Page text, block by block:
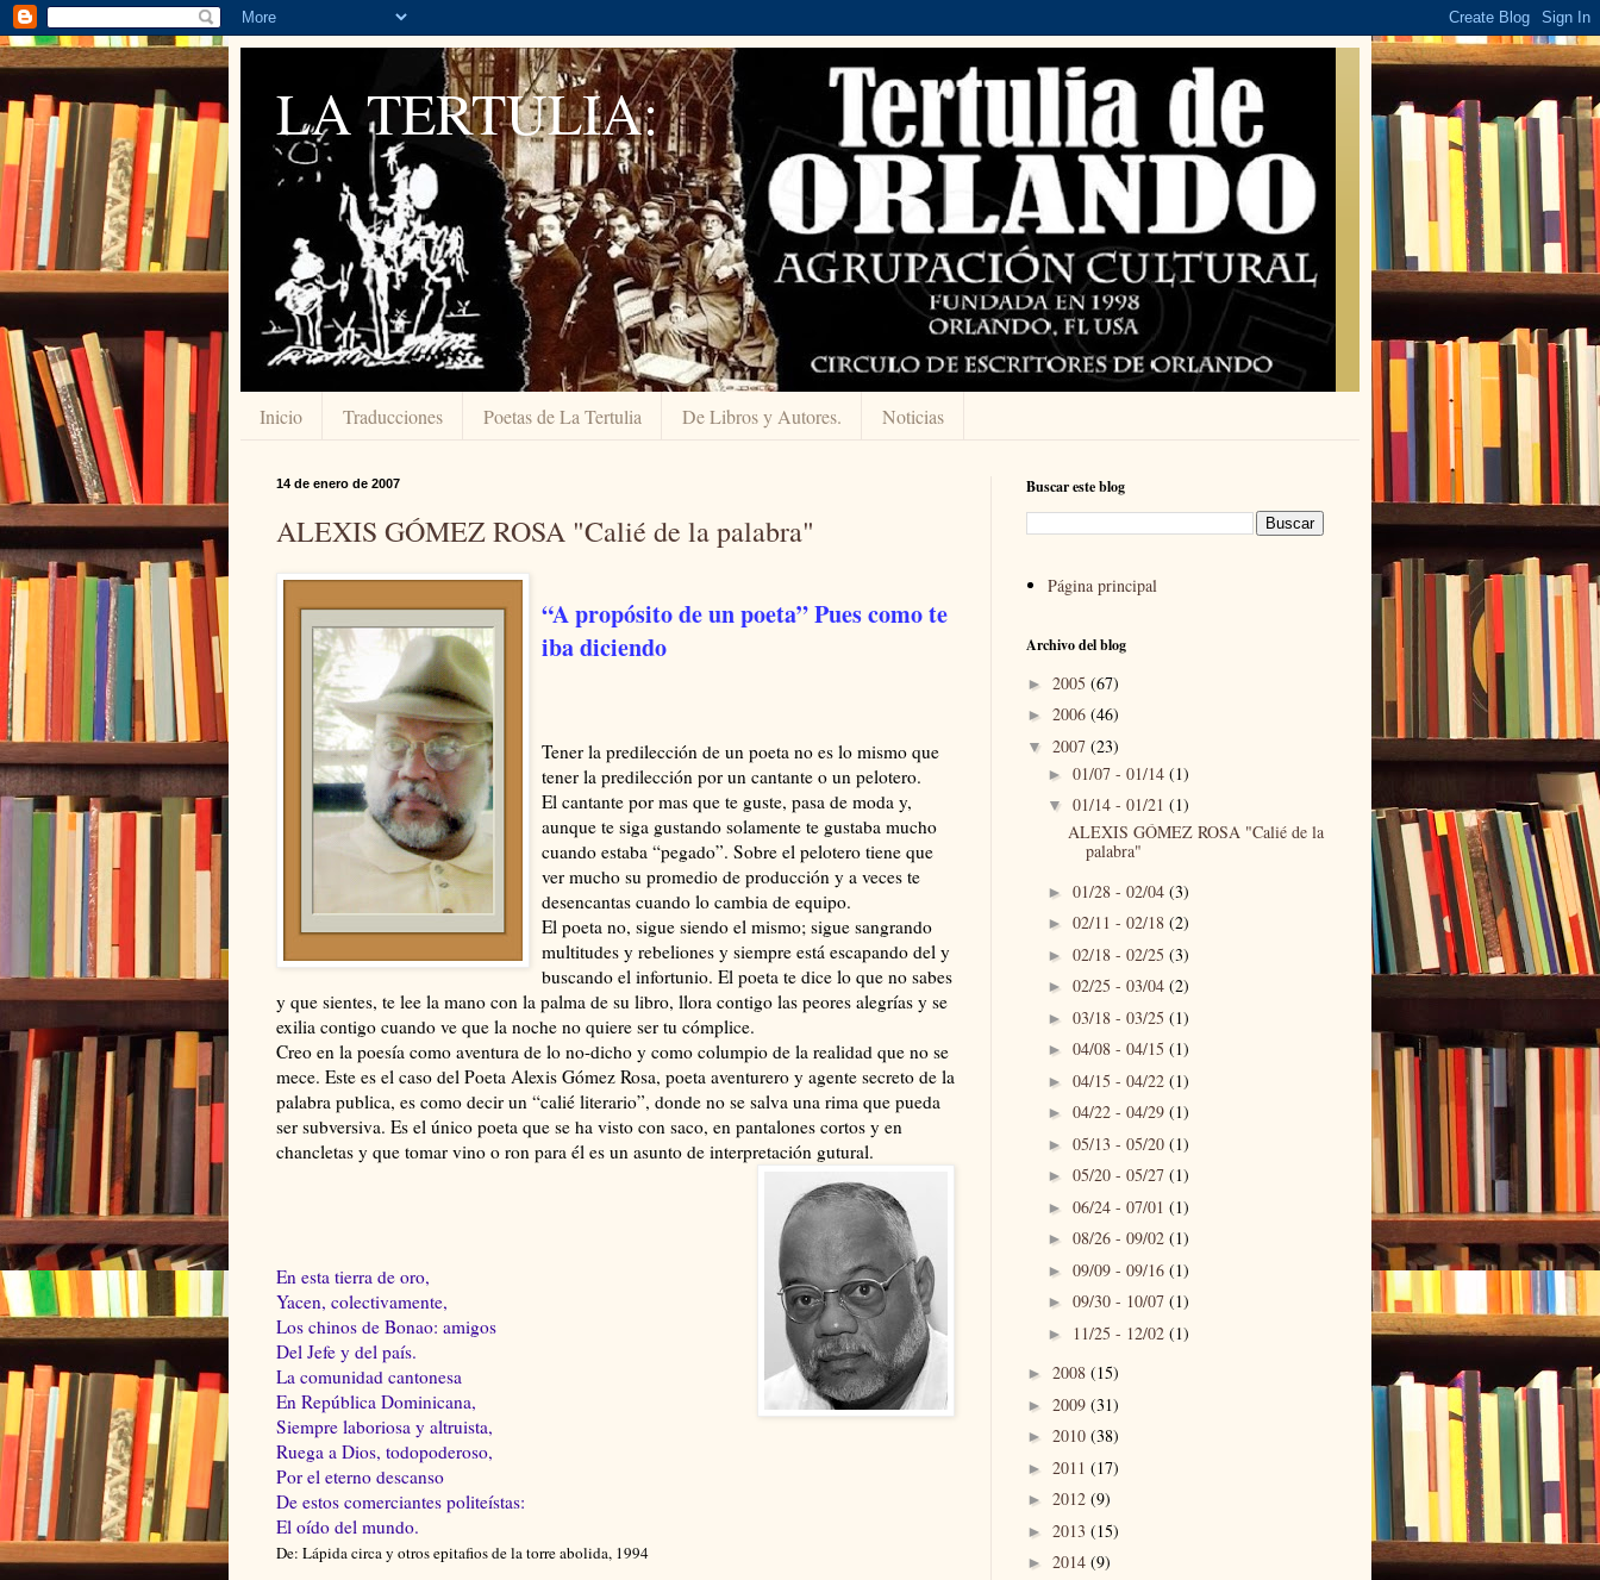
LA TERTULIA:
Inicio Traducciones Poetas de La Tertulia De Libros y Autores. Noticias
14 de enero de 2007
ALEXIS GÓMEZ ROSA "Calié de la palabra"
“A propósito de un poeta” Pues como te
iba diciendo
Tener la predilección de un poeta no es lo mismo que
tener la predilección por un cantante o un pelotero.
El cantante por mas que te guste, pasa de moda y,
aunque te siga gustando solamente te gustaba mucho
cuando estaba “pegado”. Sobre el pelotero tiene que
ver mucho su promedio de producción y a veces te
desencantas cuando lo cambia de equipo.
El poeta no, sigue siendo el mismo; sigue sangrando
multitudes y rebeliones y siempre está escapando del y
buscando el infortunio. El poeta te dice lo que no sabes
y que sientes, te lee la mano con la palma de su libro, llora contigo las peores alegrías y se
exilia contigo cuando ve que la noche no quiere ser tu cómplice.
Creo en la poesía como aventura de lo no-dicho y como columpio de la realidad que no se
mece. Este es el caso del Poeta Alexis Gómez Rosa, poeta aventurero y agente secreto de la
palabra publica, es como decir un “calié literario”, donde no se salva una rima que pueda
ser subversiva. Es el único poeta que se ha visto con saco, en pantalones cortos y en
chancletas y que tomar vino o ron para él es un asunto de interpretación gutural.
En esta tierra de oro,
Yacen, colectivamente,
Los chinos de Bonao: amigos
Del Jefe y del país.
La comunidad cantonesa
En República Dominicana,
Siempre laboriosa y altruista,
Ruega a Dios, todopoderoso,
Por el eterno descanso
De estos comerciantes politeístas:
El oído del mundo.
De: Lápida circa y otros epitafios de la torre abolida, 1994
Buscar este blog
Página principal
Archivo del blog
► 2005 (67)
► 2006 (46)
▼ 2007 (23)
► 01/07 - 01/14 (1)
▼ 01/14 - 01/21 (1)
ALEXIS GÓMEZ ROSA "Calié de la
palabra"
► 01/28 - 02/04 (3)
► 02/11 - 02/18 (2)
► 02/18 - 02/25 (3)
► 02/25 - 03/04 (2)
► 03/18 - 03/25 (1)
► 04/08 - 04/15 (1)
► 04/15 - 04/22 (1)
► 04/22 - 04/29 (1)
► 05/13 - 05/20 (1)
► 05/20 - 05/27 (1)
► 06/24 - 07/01 (1)
► 08/26 - 09/02 (1)
► 09/09 - 09/16 (1)
► 09/30 - 10/07 (1)
► 11/25 - 12/02 (1)
► 2008 (15)
► 2009 (31)
► 2010 (38)
► 2011 (17)
► 2012 (9)
► 2013 (15)
► 2014 (9)